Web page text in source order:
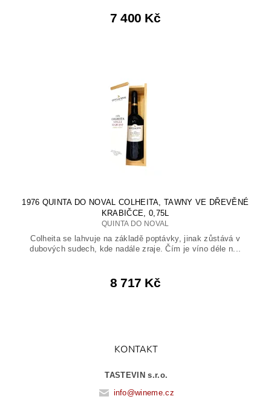
7 400 Kč
1976 QUINTA DO NOVAL COLHEITA, TAWNY VE DŘEVĚNÉ
KRABIČCE, 0,75L
QUINTA DO NOVAL
Colheita se lahvuje na základě poptávky, jinak zůstává v
dubových sudech, kde nadále zraje. Čím je víno déle n...
8 717 Kč
KONTAKT
TASTEVIN s.r.o.
info@wineme.cz